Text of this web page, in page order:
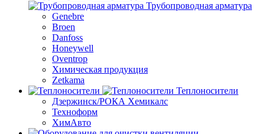
Трубопроводная арматура
Genebre
Broen
Danfoss
Honeywell
Oventrop
Химическая продукция
Zetkama
Теплоносители
Дзержинск/РОКА Хемикалс
Техноформ
ХимАвто